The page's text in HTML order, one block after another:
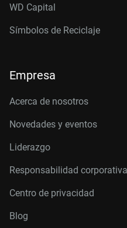
WD Capital
Símbolos de Reciclaje
Empresa
Acerca de nosotros
Novedades y eventos
Liderazgo
Responsabilidad corporativa
Centro de privacidad
Blog